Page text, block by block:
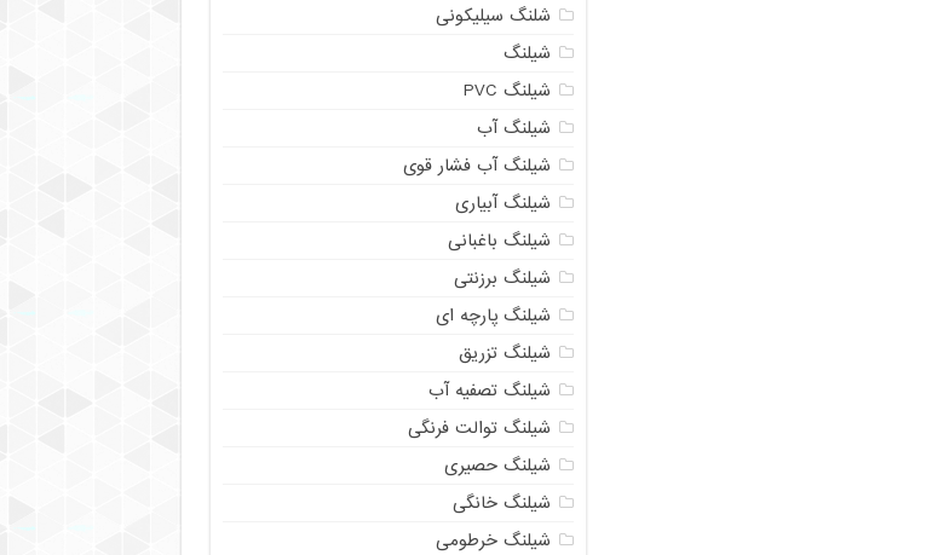
شلنگ سیلیکونی
شیلنگ
شیلنگ PVC
شیلنگ آب
شیلنگ آب فشار قوی
شیلنگ آبیاری
شیلنگ باغبانی
شیلنگ برزنتی
شیلنگ پارچه ای
شیلنگ تزریق
شیلنگ تصفیه آب
شیلنگ توالت فرنگی
شیلنگ حصیری
شیلنگ خانگی
شیلنگ خرطومی